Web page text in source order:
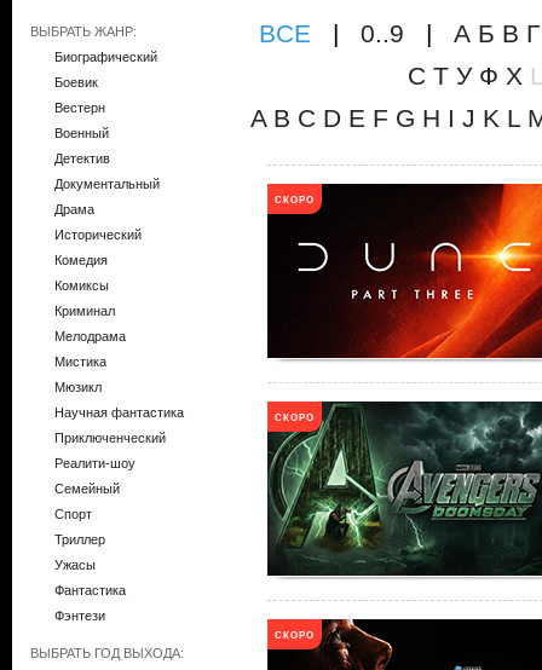
ВЫБРАТЬ ЖАНР:
Биографический
Боевик
Вестерн
Военный
Детектив
Документальный
Драма
Исторический
Комедия
Комиксы
Криминал
Мелодрама
Мистика
Мюзикл
Научная фантастика
Приключенческий
Реалити-шоу
Семейный
Спорт
Триллер
Ужасы
Фантастика
Фэнтези
ВЫБРАТЬ ГОД ВЫХОДА:
ВCE | 0..9 | А Б В Г
С Т У Ф Х
A B C D E F G H I J K L
СКОРО
СКОРО
СКОРО